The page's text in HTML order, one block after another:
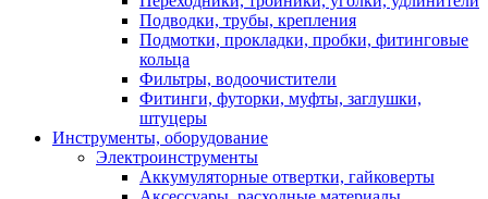
Подводки, трубы, крепления
Подмотки, прокладки, пробки, фитинговые
кольца
Фильтры, водоочистители
Фитинги, футорки, муфты, заглушки,
штуцеры
Инструменты, оборудование
Электроинструменты
Аккумуляторные отвертки, гайковерты